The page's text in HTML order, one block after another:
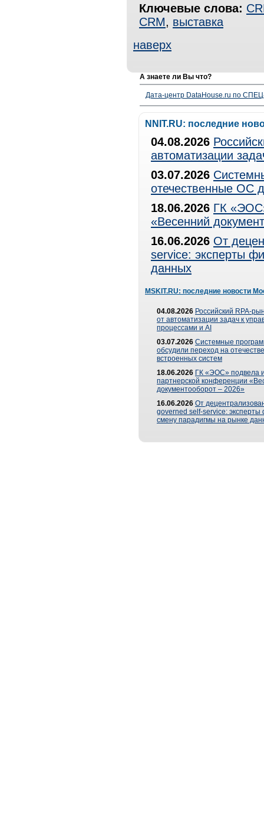
Ключевые слова:
CRM, выставка
наверх
А знаете ли Вы что?
Дата-центр DataHouse.ru по
NNIT.RU: последние
04.08.2026
автоматизации
03.07.2026
отечественные ОС
18.06.2026 ГК
«Весенний
16.06.2026 От
service: эксперты
данных
MSKIT.RU: последние новости
04.08.2026 Российский RPA-
от автоматизации задач к
процессами и AI
03.07.2026 Системные
обсудили переход на
встроенных систем
18.06.2026 ГК «ЭОС» подвела
партнерской конференции
документооборот – 2026»
16.06.2026 От
governed self-service: эксперты
смену парадигмы на рынке